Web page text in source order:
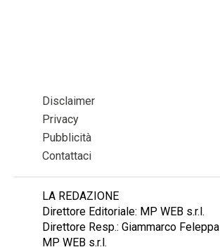
Disclaimer
Privacy
Pubblicità
Contattaci
LA REDAZIONE
Direttore Editoriale: MP WEB s.r.l.
Direttore Resp.: Giammarco Feleppa
MP WEB s.r.l.